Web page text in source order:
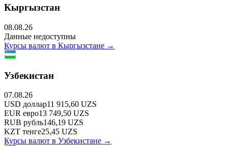
Кыргызстан
08.08.26
Данные недоступны
Курсы валют в Кыргызстане →
Узбекистан
07.08.26
USD доллар11 915,60 UZS
EUR евро13 749,50 UZS
RUB рубль146,19 UZS
KZT тенге25,45 UZS
Курсы валют в Узбекистане →